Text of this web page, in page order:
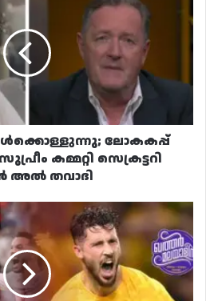
ലോകകപ്പ്
കമ്മറ്റി സെക്രട്ടറി
തവാദി